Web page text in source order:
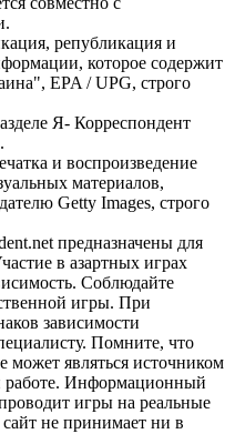
републикация и
которое содержит
EPA / UPG, строго
Я- Корреспондент
и воспроизведение
материалов,
Getty Images, строго
предназначены для
в азартных играх
Соблюдайте
игры. При
зависимости
Помните, что
может являться источником
работе. Информационный
игры на реальные
не принимает ни в